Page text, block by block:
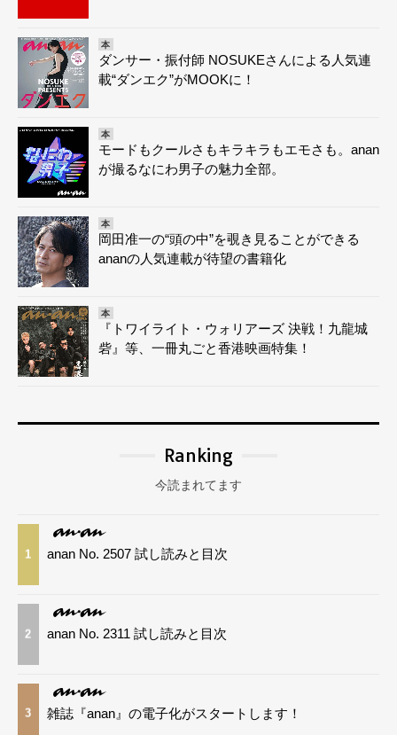
本
ダンサー・振付師 NOSUKEさんによる人気連
載“ダンエク”がMOOKに！
本
モードもクールさもキラキラもエモさも。anan
が撮るなにわ男子の魅力全部。
本
岡田准一の“頭の中”を覗き見ることができる
ananの人気連載が待望の書籍化
本
『トワイライト・ウォリアーズ 決戦！九龍城
砦』等、一冊丸ごと香港映画特集！
Ranking
今読まれてます
1 anan No. 2507 試し読みと目次
2 anan No. 2311 試し読みと目次
3 雑誌『anan』の電子化がスタートします！